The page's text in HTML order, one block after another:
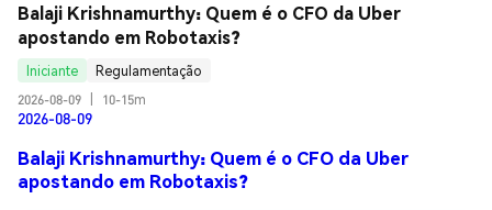
Balaji Krishnamurthy: Quem é o CFO da Uber
apostando em Robotaxis?
Iniciante
Regulamentação
2026-08-09
10-15m
2026-08-09
Balaji Krishnamurthy: Quem é o CFO da Uber
apostando em Robotaxis?